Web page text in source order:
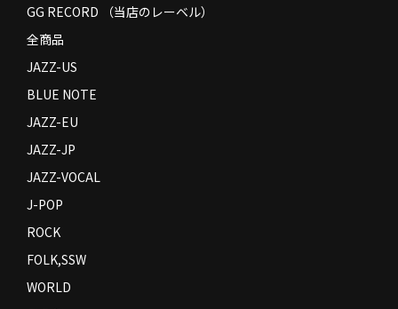
Contact
GG RECORD （当店のレーベル）
全商品
JAZZ-US
BLUE NOTE
JAZZ-EU
JAZZ-JP
JAZZ-VOCAL
J-POP
ROCK
FOLK,SSW
WORLD